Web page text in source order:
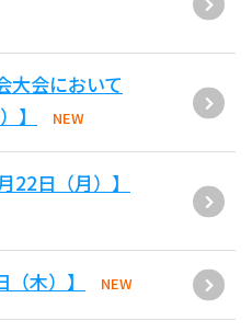
大会において
】
NEW
日（月）】
木）】 NEW